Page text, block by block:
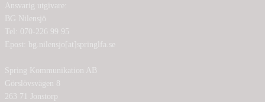
Ansvarig utgivare:
BG Nilensjö
Tel: 070-226 99 95
Epost: bg.nilensjo[at]springlfa.se
Spring Kommunikation AB
Görslövsvägen 8
263 71 Jonstorp